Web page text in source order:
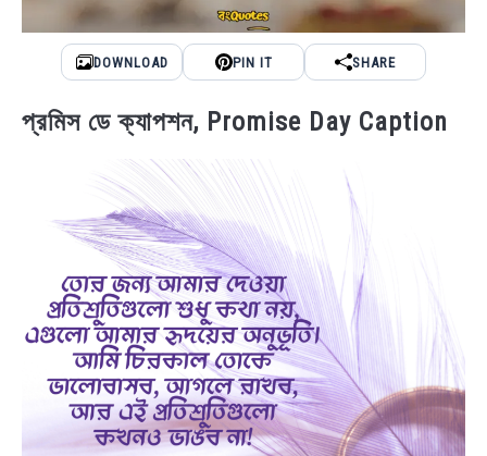
DOWNLOAD PIN IT SHARE
প্রমিস ডে ক্যাপশন, Promise Day Caption